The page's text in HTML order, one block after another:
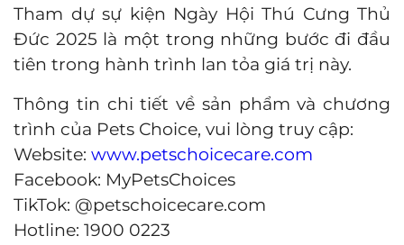
Tham dự sự kiện Ngày Hội Thú Cưng Thủ
Đức 2025 là một trong những bước đi đầu
tiên trong hành trình lan tỏa giá trị này.
Thông tin chi tiết về sản phẩm và chương
trình của Pets Choice, vui lòng truy cập:
Website: www.petschoicecare.com
Facebook: MyPetsChoices
TikTok: @petschoicecare.com
Hotline: 1900 0223